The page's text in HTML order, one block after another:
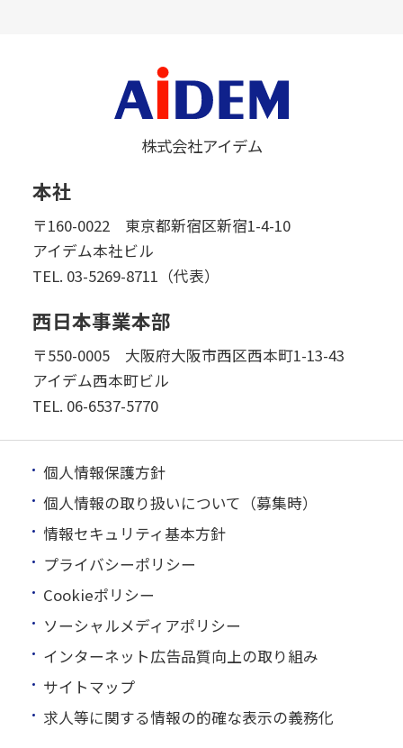
株式会社アイデム
本社
〒160-0022 東京都新宿区新宿1-4-10
アイデム本社ビル
TEL. 03-5269-8711（代表）
西日本事業本部
〒550-0005 大阪府大阪市西区西本町1-13-43
アイデム西本町ビル
TEL. 06-6537-5770
個人情報保護方針
個人情報の取り扱いについて（募集時）
情報セキュリティ基本方針
プライバシーポリシー
Cookieポリシー
ソーシャルメディアポリシー
インターネット広告品質向上の取り組み
サイトマップ
求人等に関する情報の的確な表示の義務化